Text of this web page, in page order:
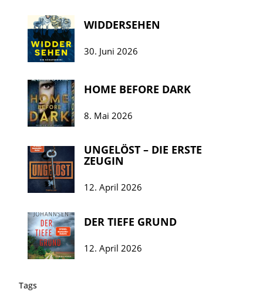
WIDDERSEHEN
30. Juni 2026
HOME BEFORE DARK
8. Mai 2026
UNGELÖST – DIE ERSTE
ZEUGIN
12. April 2026
DER TIEFE GRUND
12. April 2026
Tags